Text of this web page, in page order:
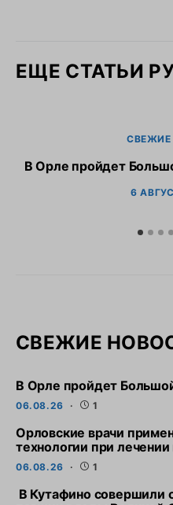
ЕЩЕ СТАТЬИ
СВЕЖИЕ
В Орле пройдет
6
СВЕЖИЕ
В Орле пройдет
06.08.26 1
Орловские врачи
технологии при лечении
06.08.26 1
В Кутафино совершили